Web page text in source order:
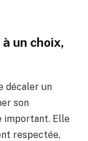
un choix,
décaler un
son
important. Elle
respectée,